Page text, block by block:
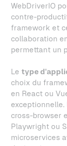
WebDriverIO
contre-
framework et
collaboration
permettant un
Letype
choix du
en React ou
cross-browser
Playwright ou
microservices